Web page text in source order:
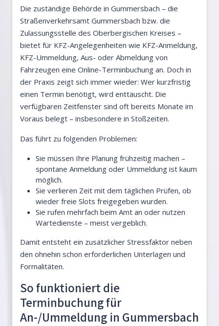
Die zuständige Behörde in Gummersbach – die
Straßenverkehrsamt Gummersbach bzw. die
Zulassungsstelle des Oberbergischen Kreises –
bietet für KFZ-Angelegenheiten wie KFZ-Anmeldung,
KFZ-Ummeldung, Aus- oder Abmeldung von
Fahrzeugen eine Online-Terminbuchung an. Doch in
der Praxis zeigt sich immer wieder: Wer kurzfristig
einen Termin benötigt, wird enttäuscht. Die
verfügbaren Zeitfenster sind oft bereits Monate im
Voraus belegt – insbesondere in Stoßzeiten.
Das führt zu folgenden Problemen:
Sie müssen Ihre Planung frühzeitig machen –
spontane Anmeldung oder Ummeldung ist kaum
möglich.
Sie verlieren Zeit mit dem täglichen Prüfen, ob
wieder freie Slots freigegeben wurden.
Sie rufen mehrfach beim Amt an oder nutzen
Wartedienste – meist vergeblich.
Damit entsteht ein zusätzlicher Stressfaktor neben
den ohnehin schon erforderlichen Unterlagen und
Formalitäten.
So funktioniert die
Terminbuchung für
An-/Ummeldung in Gummersbach